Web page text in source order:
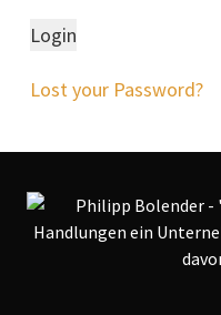
Lost your Password?